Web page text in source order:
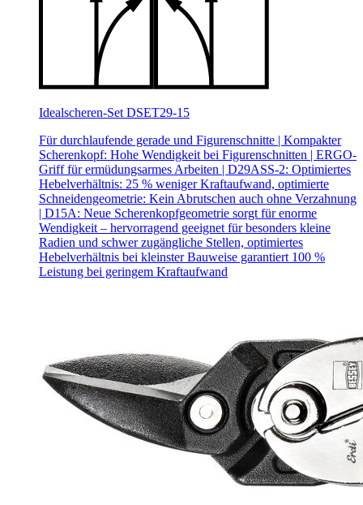
Idealscheren-Set DSET29-15
Für durchlaufende gerade und Figurenschnitte | Kompakter
Scherenkopf: Hohe Wendigkeit bei Figurenschnitten | ERGO-
Griff für ermüdungsarmes Arbeiten | D29ASS-2: Optimiertes
Hebelverhältnis: 25 % weniger Kraftaufwand, optimierte
Schneidengeometrie: Kein Abrutschen auch ohne Verzahnung
| D15A: Neue Scherenkopfgeometrie sorgt für enorme
Wendigkeit – hervorragend geeignet für besonders kleine
Radien und schwer zugängliche Stellen, optimiertes
Hebelverhältnis bei kleinster Bauweise garantiert 100 %
Leistung bei geringem Kraftaufwand